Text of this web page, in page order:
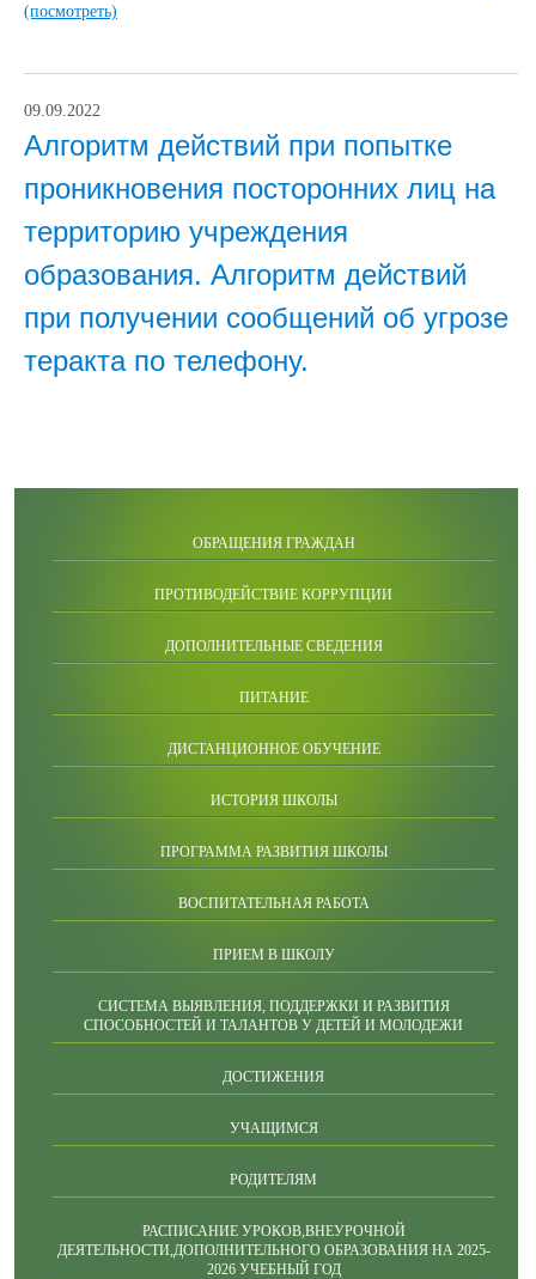
(посмотреть)
09.09.2022
Алгоритм действий при попытке
проникновения посторонних лиц на
территорию учреждения
образования. Алгоритм действий
при получении сообщений об угрозе
теракта по телефону.
ОБРАЩЕНИЯ ГРАЖДАН
ПРОТИВОДЕЙСТВИЕ КОРРУПЦИИ
ДОПОЛНИТЕЛЬНЫЕ СВЕДЕНИЯ
ПИТАНИЕ
ДИСТАНЦИОННОЕ ОБУЧЕНИЕ
ИСТОРИЯ ШКОЛЫ
ПРОГРАММА РАЗВИТИЯ ШКОЛЫ
ВОСПИТАТЕЛЬНАЯ РАБОТА
ПРИЕМ В ШКОЛУ
СИСТЕМА ВЫЯВЛЕНИЯ, ПОДДЕРЖКИ И РАЗВИТИЯ
СПОСОБНОСТЕЙ И ТАЛАНТОВ У ДЕТЕЙ И МОЛОДЕЖИ
ДОСТИЖЕНИЯ
УЧАЩИМСЯ
РОДИТЕЛЯМ
РАСПИСАНИЕ УРОКОВ,ВНЕУРОЧНОЙ
ДЕЯТЕЛЬНОСТИ,ДОПОЛНИТЕЛЬНОГО ОБРАЗОВАНИЯ НА 2025-
2026 УЧЕБНЫЙ ГОД